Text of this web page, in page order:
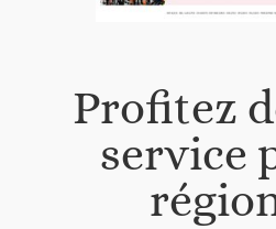
Profitez
service